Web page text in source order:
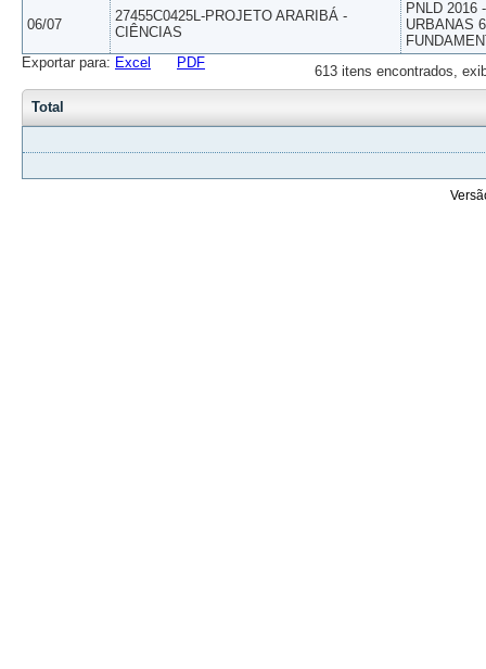
06/07
27455C0425L-PROJETO ARARIBÁ -
CIÊNCIAS
PNLD 2016
URBANAS
613 itens encontrados,
Exportar para: Excel PDF
Total